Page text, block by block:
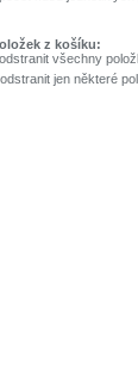
z košíku:
všechny
jen některé